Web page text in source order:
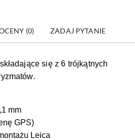
(0) ZADAJ PYTANIE
się z 6 trójkątnych
mm
GPS)
Leica